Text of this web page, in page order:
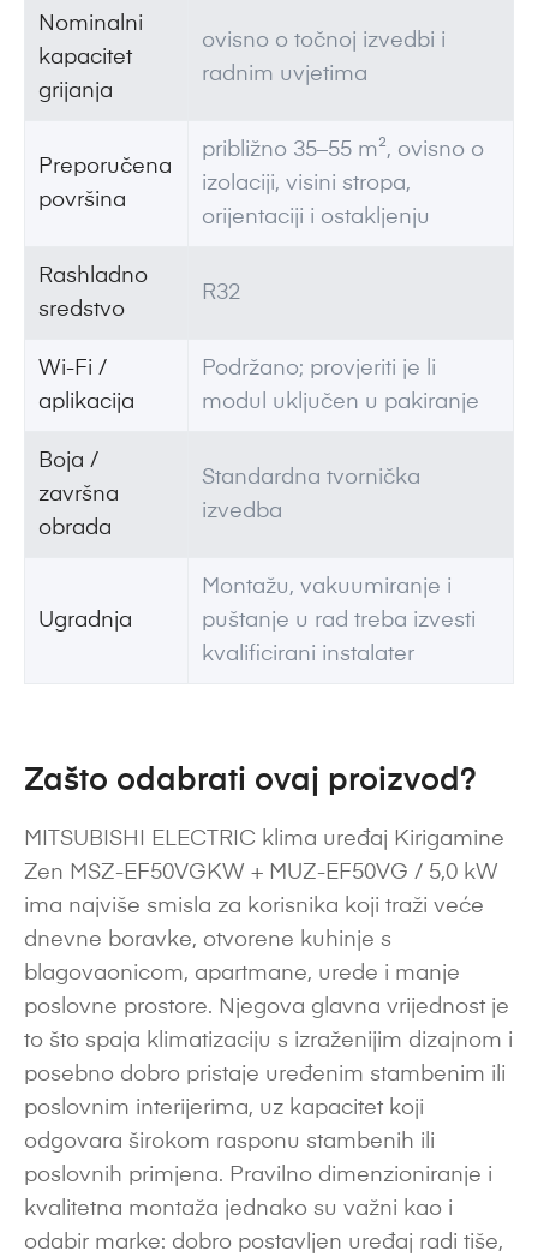
Nominalni
kapacitet
grijanja
ovisno o točnoj izvedbi i
radnim uvjetima
Preporučena
površina
približno 35–55 m², ovisno o
izolaciji, visini stropa,
orijentaciji i ostakljenju
Rashladno
sredstvo
R32
Wi-Fi /
aplikacija
Podržano; provjeriti je li
modul uključen u pakiranje
Boja /
završna
obrada
Standardna tvornička
izvedba
Ugradnja
Montažu, vakuumiranje i
puštanje u rad treba izvesti
kvalificirani instalater
Zašto odabrati ovaj proizvod?
MITSUBISHI ELECTRIC klima uređaj Kirigamine
Zen MSZ-EF50VGKW + MUZ-EF50VG / 5,0 kW
ima najviše smisla za korisnika koji traži veće
dnevne boravke, otvorene kuhinje s
blagovaonicom, apartmane, urede i manje
poslovne prostore. Njegova glavna vrijednost je
to što spaja klimatizaciju s izraženijim dizajnom i
posebno dobro pristaje uređenim stambenim ili
poslovnim interijerima, uz kapacitet koji
odgovara širokom rasponu stambenih ili
poslovnih primjena. Pravilno dimenzioniranje i
kvalitetna montaža jednako su važni kao i
odabir marke: dobro postavljen uređaj radi tiše,